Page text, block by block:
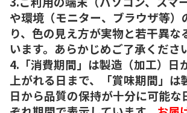
や環境（モニター、ブラウザ等）
り、色の見え方が実物と若干異な
います。あらかじめご了承くださ
4.「消費期間」は製造（加工）日
上がれる日まで、「賞味期間」は
日から品質の保持が十分に可能な